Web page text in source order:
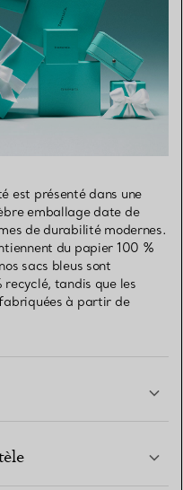
est présenté dans une
emballage date de
de durabilité modernes.
du papier 100 %
sacs bleus sont
tandis que les
à partir de